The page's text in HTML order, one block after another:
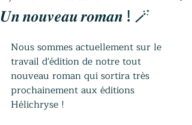
𝑼𝒏 𝒏𝒐𝒖𝒗𝒆𝒂𝒖 𝒓𝒐𝒎𝒂𝒏 ! 🪄
Nous sommes actuellement sur le
travail d'édition de notre tout
nouveau roman qui sortira très
prochainement aux éditions
Hélichryse !